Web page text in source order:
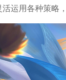
运用各种策略